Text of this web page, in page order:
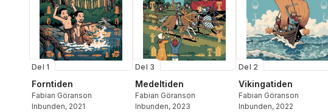
Del 1
Forntiden
Fabian Göranson
Inbunden, 2021
Del 3
Medeltiden
Fabian Göranson
Inbunden, 2023
Del 2
Vikingatiden
Fabian Göranson
Inbunden, 2022